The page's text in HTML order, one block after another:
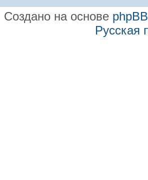
Создано на основе phpBB
Русская